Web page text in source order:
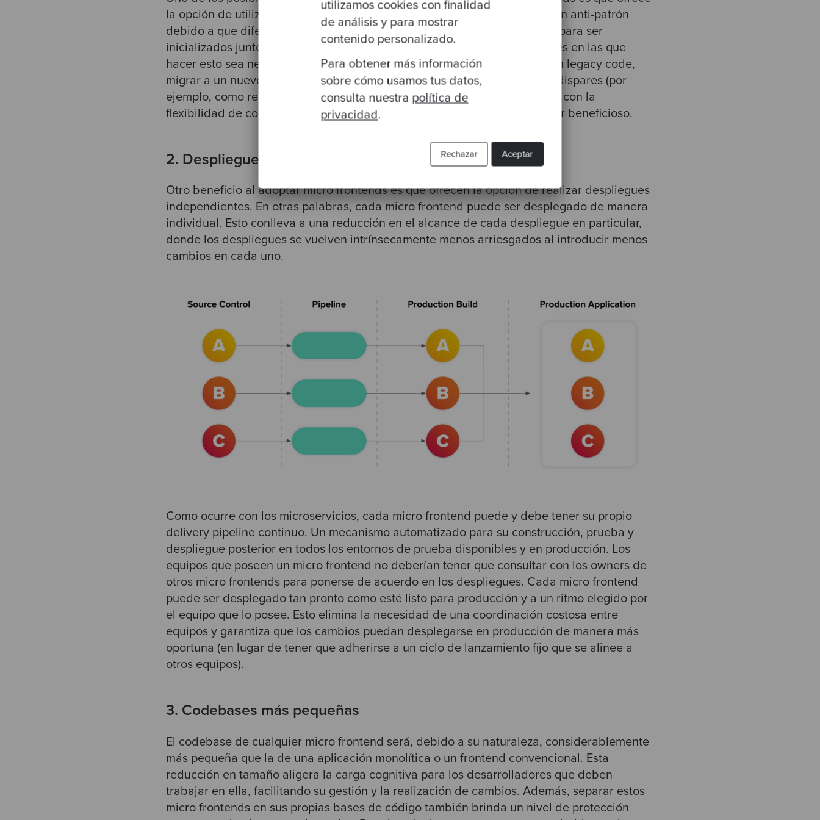
utilizamos cookies con finalidad
de análisis y para mostrar
contenido personalizado.
Para obtener más información
sobre cómo usamos tus datos,
consulta nuestra política de
privacidad.
Aceptar
Rechazar
la opción de utilizar múltiples frameworks.
Aunque a veces se considera un anti-patrón
debido a que diferentes frameworks no están inherentemente diseñados para ser
inicializados juntos en la misma pestaña del navegador,
existen situaciones en las que
hacer esto sea necesario. Algunas de estas situaciones son al trabajar con legacy code,
migrar a un nuevo framework/libreria frontend o al integrar dos sistemas dispares (por
ejemplo, como resultado de una adquisición o fusión empresarial). Contar con la
flexibilidad de combinar varios frameworks en estas situaciones puede ser beneficioso.
2. Despliegues independientes
Otro beneficio al adoptar micro frontends es que ofrecen la opción de realizar despliegues
independientes. En otras palabras, cada micro frontend puede ser desplegado de manera
individual. Esto conlleva a una reducción en el alcance de cada despliegue en particular,
donde los despliegues se vuelven intrínsecamente menos arriesgados al introducir menos
cambios en cada uno.
Como ocurre con los microservicios, cada micro frontend puede y debe tener su propio
delivery pipeline continuo. Un mecanismo automatizado para su construcción, prueba y
despliegue posterior en todos los entornos de prueba disponibles y en producción. Los
equipos que poseen un micro frontend no deberían tener que consultar con los owners de
otros micro frontends para ponerse de acuerdo en los despliegues. Cada micro frontend
puede ser desplegado tan pronto como esté listo para producción y a un ritmo elegido por
el equipo que lo posee. Esto elimina la necesidad de una coordinación costosa entre
equipos y garantiza que los cambios puedan desplegarse en producción de manera más
oportuna (en lugar de tener que adherirse a un ciclo de lanzamiento fijo que se alinee a
otros equipos).
3. Codebases más pequeñas
El codebase de cualquier micro frontend será, debido a su naturaleza, considerablemente
más pequeña que la de una aplicación monolítica o un frontend convencional. Esta
reducción en tamaño aligera la carga cognitiva para los desarrolladores que deben
trabajar en ella, facilitando su gestión y la realización de cambios. Además, separar estos
micro frontends en sus propias bases de código también brinda un nivel de protección